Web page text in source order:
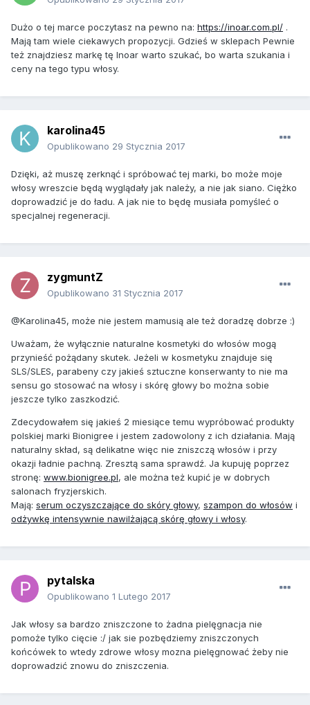
Dużo o tej marce poczytasz na pewno na: https://inoar.com.pl/ .
Mają tam wiele ciekawych propozycji. Gdzieś w sklepach Pewnie
też znajdziesz markę tę Inoar warto szukać, bo warta szukania i
ceny na tego typu włosy.
karolina45
Opublikowano 29 Stycznia 2017
Dzięki, aż muszę zerknąć i spróbować tej marki, bo może moje
włosy wreszcie będą wyglądały jak należy, a nie jak siano. Ciężko
doprowadzić je do ładu. A jak nie to będę musiała pomyśleć o
specjalnej regeneracji.
zygmuntZ
Opublikowano 31 Stycznia 2017
@Karolina45, może nie jestem mamusią ale też doradzę dobrze :)
Uważam, że wyłącznie naturalne kosmetyki do włosów mogą
przynieść pożądany skutek. Jeżeli w kosmetyku znajduje się
SLS/SLES, parabeny czy jakieś sztuczne konserwanty to nie ma
sensu go stosować na włosy i skórę głowy bo można sobie
jeszcze tylko zaszkodzić.
Zdecydowałem się jakieś 2 miesiące temu wypróbować produkty
polskiej marki Bionigree i jestem zadowolony z ich działania. Mają
naturalny skład, są delikatne więc nie zniszczą włosów i przy
okazji ładnie pachną. Zresztą sama sprawdź. Ja kupuję poprzez
stronę: www.bionigree.pl, ale można też kupić je w dobrych
salonach fryzjerskich.
Mają: serum oczyszczające do skóry głowy, szampon do włosów i
odżywkę intensywnie nawilżającą skórę głowy i włosy.
pytalska
Opublikowano 1 Lutego 2017
Jak włosy sa bardzo zniszczone to żadna pielęgnacja nie
pomoże tylko cięcie :/ jak sie pozbędziemy zniszczonych
końcówek to wtedy zdrowe włosy mozna pielęgnować żeby nie
doprowadzić znowu do zniszczenia.